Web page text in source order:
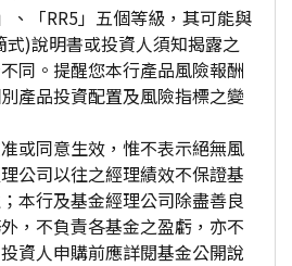
、「RR5」五個等級，其可能與
)說明書或投資人須知揭露之
同。提醒您本行產品風險報酬
產品投資配置及風險指標之變
或同意生效，惟不表示絕無風
公司以往之經理績效不保證基
本行及基金經理公司除盡善良
，不負責各基金之盈虧，亦不
資人申購前應詳閱基金公開說